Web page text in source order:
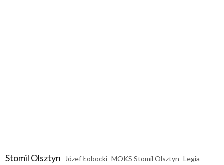
Stomil Olsztyn Józef Łobocki MOKS Stomil Olsztyn Legia